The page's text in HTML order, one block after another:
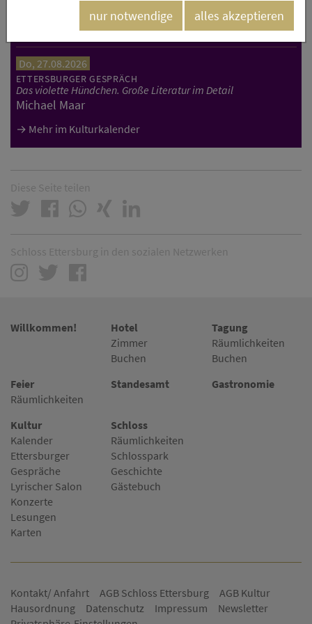
ETTERSBURGER GESPRÄCH
Die neue autoritäre Linke
Nicholas Potter
Do, 27.08.2026
ETTERSBURGER GESPRÄCH
Das violette Hündchen. Große Literatur im Detail
Michael Maar
Mehr im Kulturkalender
Diese Seite teilen
Schloss Ettersburg in den sozialen Netzwerken
Willkommen!
Hotel
Zimmer
Buchen
Tagung
Räumlichkeiten
Buchen
Feier
Räumlichkeiten
Standesamt Gastronomie
Kultur
Kalender
Ettersburger
Gespräche
Lyrischer Salon
Konzerte
Lesungen
Karten
Schloss
Räumlichkeiten
Schlosspark
Geschichte
Gästebuch
Kontakt/ Anfahrt AGB Schloss Ettersburg
AGB Kultur
Hausordnung
Datenschutz Impressum
Newsletter
nur notwendige alles akzeptieren